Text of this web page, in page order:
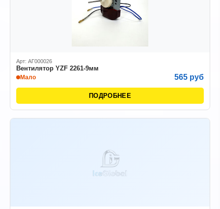
Арт: АГ000026
Вентилятор YZF 2261-9мм
Мало 565 руб
ПОДРОБНЕЕ